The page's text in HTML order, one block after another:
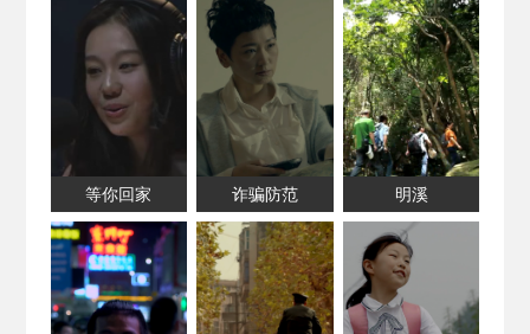
等你回家 诈骗防范 明溪